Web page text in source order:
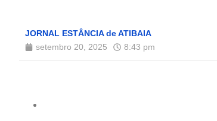
JORNAL ESTÂNCIA de ATIBAIA
setembro 20, 2025
8:43 pm